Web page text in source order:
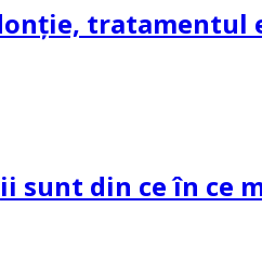
sunt din ce în